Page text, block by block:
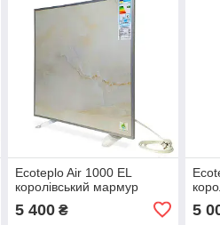
Ecoteplo Air 1000 EL
королівський мармур
5 400₴ 5